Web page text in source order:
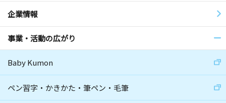
企業情報
事業・活動の広がり
Baby Kumon
ペン習字・かきかた・筆ペン・毛筆